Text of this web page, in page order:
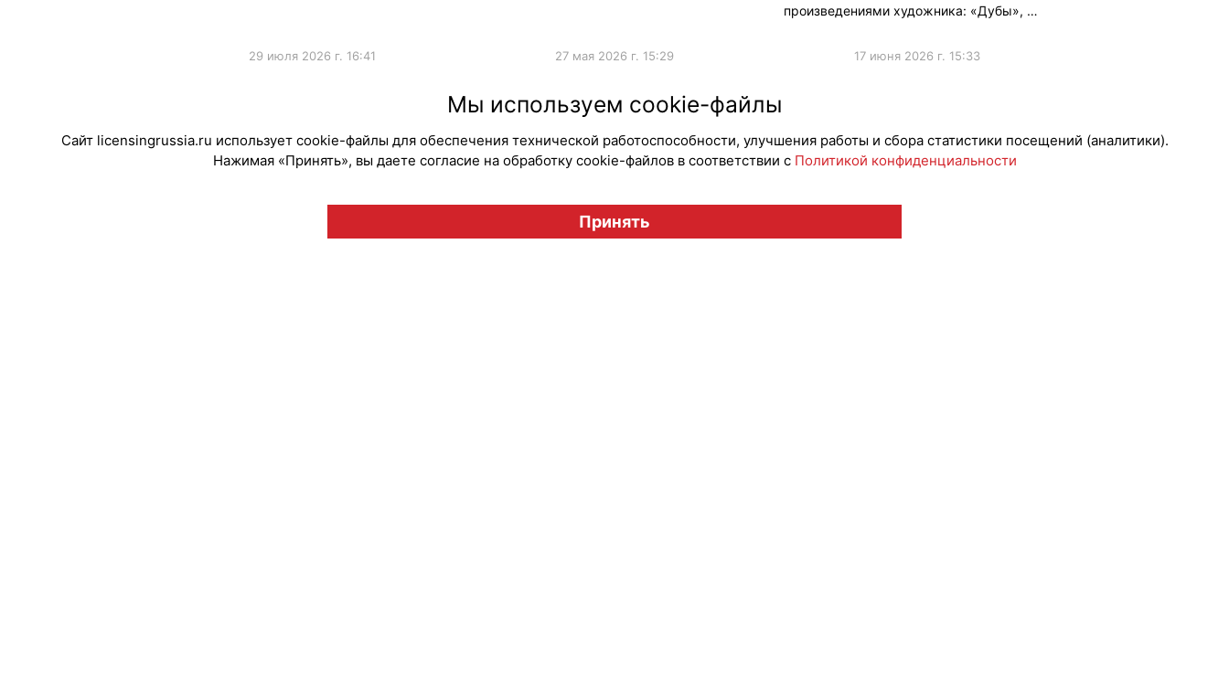
29 июля 2026 г. 16:41 27 мая 2026 г. 15:29
произведениями художника: «Дубы», …
17 июня 2026 г. 15:33
© "Вестник лицензионного рынка", licensingrussia.ru, 2009-2026 12+
Мы используем cookie-файлы
Сайт licensingrussia.ru использует cookie-файлы для обеспечения технической работоспособности, улучшения работы и сбора статистики посещений (аналитики).
Нажимая «Принять», вы даете согласие на обработку cookie-файлов в соответствии с Политикой конфиденциальности
Принять